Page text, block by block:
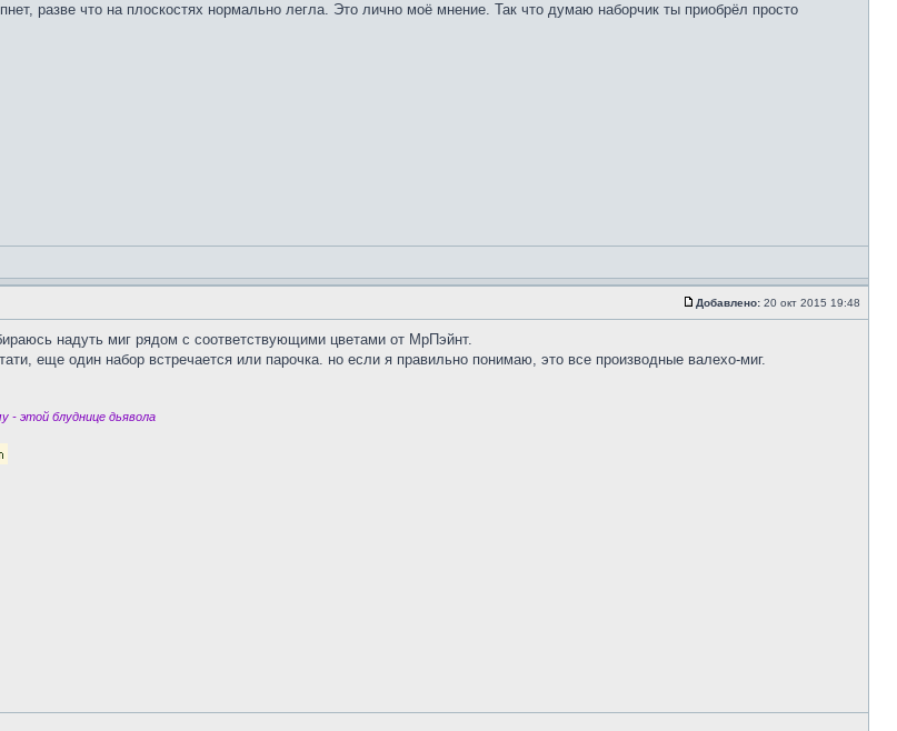
разве что на плоскостях нормально легла. Это лично моё мнение. Так что думаю наборчик ты приобрёл просто
Добавлено: 20 окт 2015 19:48
надуть миг рядом с соответствующими цветами от МрПэйнт.
еще один набор встречается или парочка. но если я правильно понимаю, это все производные валехо-миг.
этой блуднице дьявола